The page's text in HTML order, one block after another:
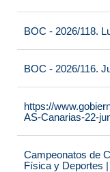
BOC - 2026/118.
BOC - 2026/116.
https://
AS-Canarias-22-
Campeonatos de
Física y Deportes